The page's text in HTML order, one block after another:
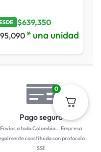
$639,350
* una unidad
Pago seguro
Envíos a toda Colombia... Empresa
constituida con protocolo
SSl!
0